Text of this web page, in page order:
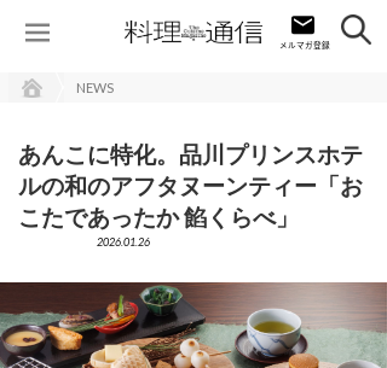
NEWS
あんこに特化。品川プリンスホテ
ルの和のアフタヌーンティー「お
こたであったか 餡くらべ」
2026.01.26